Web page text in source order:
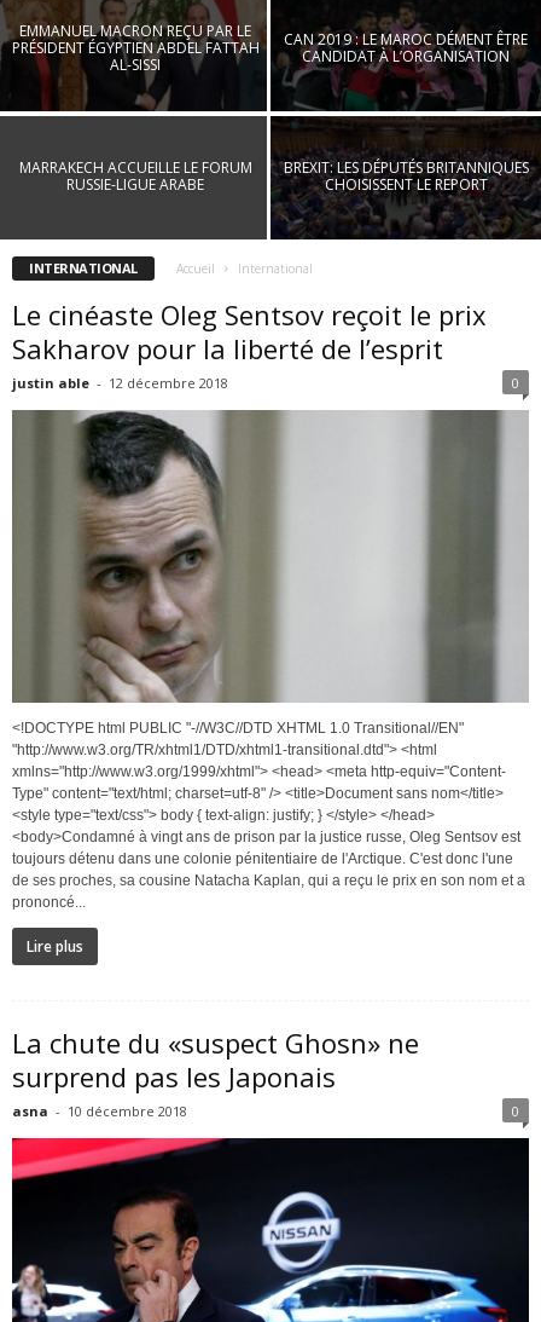
EMMANUEL MACRON REÇU PAR LE
PRÉSIDENT ÉGYPTIEN ABDEL FATTAH
AL-SISSI
CAN 2019 : LE MAROC DÉMENT ÊTRE
CANDIDAT À L’ORGANISATION
MARRAKECH ACCUEILLE LE FORUM
RUSSIE-LIGUE ARABE
BREXIT: LES DÉPUTÉS BRITANNIQUES
CHOISISSENT LE REPORT
INTERNATIONAL Accueil International
Le cinéaste Oleg Sentsov reçoit le prix
Sakharov pour la liberté de l’esprit
justin able - 12 décembre 2018 0
<!DOCTYPE html PUBLIC "-//W3C//DTD XHTML 1.0 Transitional//EN"
"http://www.w3.org/TR/xhtml1/DTD/xhtml1-transitional.dtd"> <html
xmlns="http://www.w3.org/1999/xhtml"> <head> <meta http-equiv="Content-
Type" content="text/html; charset=utf-8" /> <title>Document sans nom</title>
<style type="text/css"> body { text-align: justify; } </style> </head>
<body>Condamné à vingt ans de prison par la justice russe, Oleg Sentsov est
toujours détenu dans une colonie pénitentiaire de l'Arctique. C'est donc l'une
de ses proches, sa cousine Natacha Kaplan, qui a reçu le prix en son nom et a
prononcé...
Lire plus
La chute du «suspect Ghosn» ne
surprend pas les Japonais
asna - 10 décembre 2018 0